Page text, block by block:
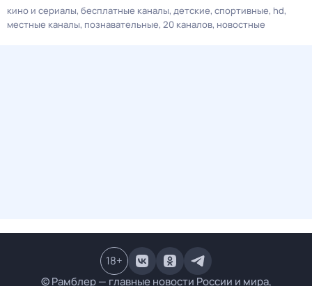
кино и сериалы бесплатные каналы детские спортивные hd
местные каналы познавательные 20 каналов новостные
© Рамблер — главные новости России и мира,
18+